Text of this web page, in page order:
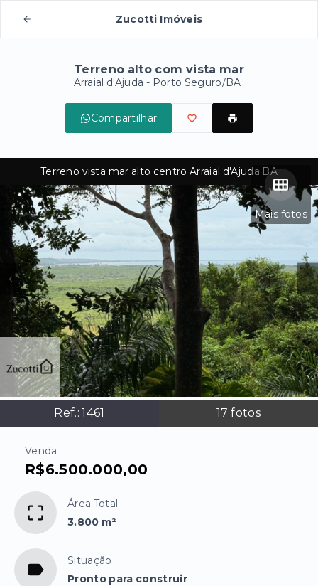
Zucotti Imóveis
Terreno alto com vista mar
Arraial d'Ajuda - Porto Seguro/BA
Compartilhar
Mais fotos
Ref.:1461 17 fotos
Terreno vista mar alto centro Arraial d'Ajuda BA
Venda
R$6.500.000,00
Área Total
3.800 m²
Situação
Pronto para construir